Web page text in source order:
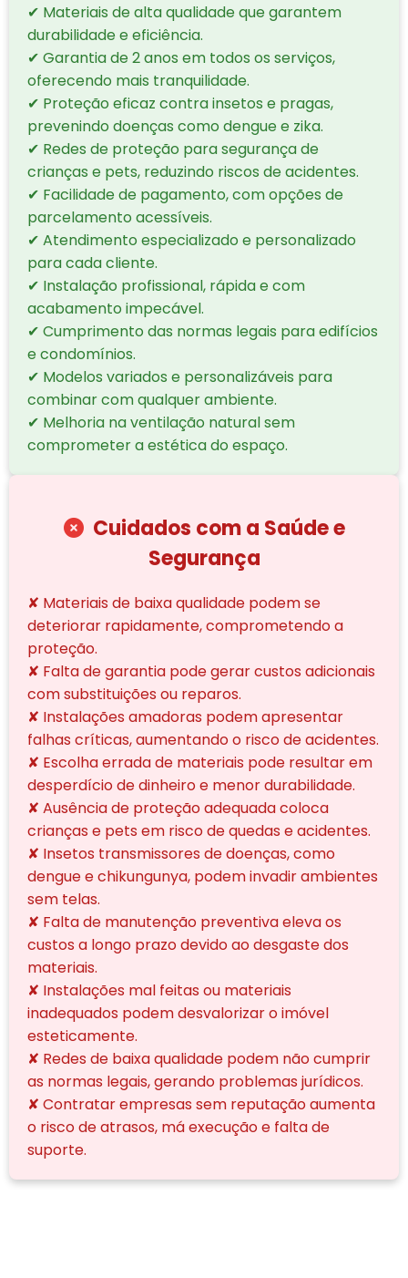
✔ Materiais de alta qualidade que garantem
durabilidade e eficiência.
✔ Garantia de 2 anos em todos os serviços,
oferecendo mais tranquilidade.
✔ Proteção eficaz contra insetos e pragas,
prevenindo doenças como dengue e zika.
✔ Redes de proteção para segurança de
crianças e pets, reduzindo riscos de acidentes.
✔ Facilidade de pagamento, com opções de
parcelamento acessíveis.
✔ Atendimento especializado e personalizado
para cada cliente.
✔ Instalação profissional, rápida e com
acabamento impecável.
✔ Cumprimento das normas legais para edifícios
e condomínios.
✔ Modelos variados e personalizáveis para
combinar com qualquer ambiente.
✔ Melhoria na ventilação natural sem
comprometer a estética do espaço.
Cuidados com a Saúde e
Segurança
✘ Materiais de baixa qualidade podem se
deteriorar rapidamente, comprometendo a
proteção.
✘ Falta de garantia pode gerar custos adicionais
com substituições ou reparos.
✘ Instalações amadoras podem apresentar
falhas críticas, aumentando o risco de acidentes.
✘ Escolha errada de materiais pode resultar em
desperdício de dinheiro e menor durabilidade.
✘ Ausência de proteção adequada coloca
crianças e pets em risco de quedas e acidentes.
✘ Insetos transmissores de doenças, como
dengue e chikungunya, podem invadir ambientes
sem telas.
✘ Falta de manutenção preventiva eleva os
custos a longo prazo devido ao desgaste dos
materiais.
✘ Instalações mal feitas ou materiais
inadequados podem desvalorizar o imóvel
esteticamente.
✘ Redes de baixa qualidade podem não cumprir
as normas legais, gerando problemas jurídicos.
✘ Contratar empresas sem reputação aumenta
o risco de atrasos, má execução e falta de
suporte.